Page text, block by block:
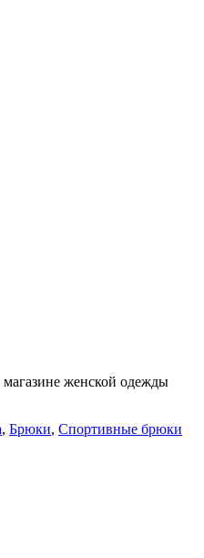
женской одежды
, Брюки, Спортивные брюки